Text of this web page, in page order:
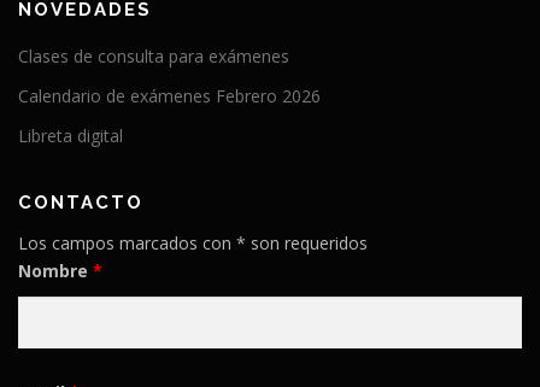
NOVEDADES
Clases de consulta para exámenes
Calendario de exámenes Febrero 2026
Libreta digital
CONTACTO
Los campos marcados con * son requeridos
Nombre *